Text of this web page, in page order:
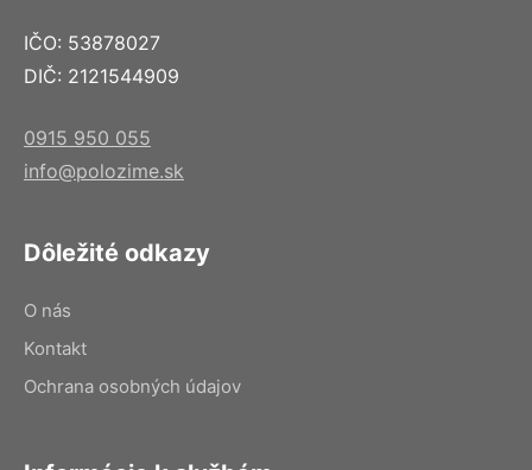
IČO: 53878027
DIČ: 2121544909
0915 950 055
info@polozime.sk
Dôležité odkazy
O nás
Kontakt
Ochrana osobných údajov